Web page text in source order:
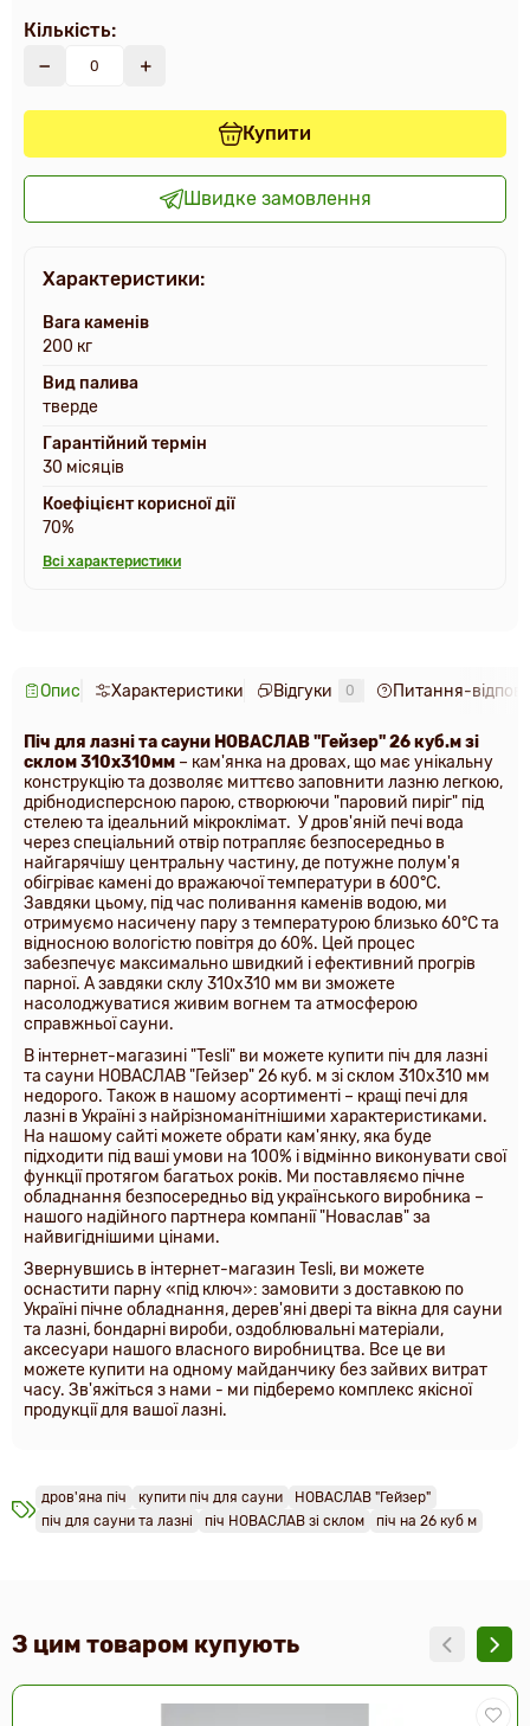
Кількість:
Купити
Швидке замовлення
Характеристики:
Вага каменів
200 кг
Вид палива
тверде
Гарантійний термін
30 місяців
Коефіцієнт корисної дії
70%
Всі характеристики
Опис Характеристики Відгуки 0 Питання-
Піч для лазні та сауни НОВАСЛАВ "Гейзер" 26 куб.мзі
склом310х310мм – кам'янка на дровах, що має унікальну
конструкцію та дозволяє миттєво заповнити лазню легкою,
дрібнодисперсною парою, створюючи "паровий пиріг" під
стелею та ідеальний мікроклімат. У дров'яній печі вода
через спеціальний отвір потрапляє безпосередньо в
найгарячішу центральну частину, де потужне полум'я
обігріває камені до вражаючої температури в 600°C.
Завдяки цьому, під час поливання каменів водою, ми
отримуємо насичену пару з температурою близько 60°C та
відносною вологістю повітря до 60%. Цей процес
забезпечує максимально швидкий і ефективний прогрів
парної. А завдяки склу 310х310 мм ви зможете
насолоджуватися живим вогнем та атмосферою
справжньої сауни.
В інтернет-магазині "Tesli" ви можете купити піч для лазні
та сауни НОВАСЛАВ "Гейзер" 26 куб. м зі склом 310х310 мм
недорого. Також в нашому асортименті – кращі печі для
лазні в Україні з найрізноманітнішими характеристиками.
На нашому сайті можете обрати кам'янку, яка буде
підходити під ваші умови на 100% і відмінно виконувати свої
функції протягом багатьох років. Ми поставляємо пічне
обладнання безпосередньо від українського виробника –
нашого надійного партнера компанії "Новаслав" за
найвигіднішими цінами.
Звернувшись в інтернет-магазин Tesli, ви можете
оснастити парну «під ключ»: замовити з доставкою по
Україні пічне обладнання, дерев'яні двері та вікна для сауни
та лазні, бондарні вироби, оздоблювальні матеріали,
аксесуари нашого власного виробництва. Все це ви
можете купити на одному майданчику без зайвих витрат
часу. Зв'яжіться з нами - ми підберемо комплекс якісної
продукції для вашої лазні.
дров'яна піч купити піч для сауни
НОВАСЛАВ "Гейзер"
піч для сауни та лазні
піч НОВАСЛАВ зі склом піч на 26 куб м
З цим товаром купують